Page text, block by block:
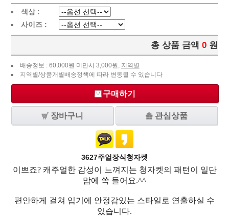
색상 :
사이즈 :
총 상품 금액 0 원
배송정보 : 60,000원 미만시 3,000원, 지역별
지역별/상품개별배송정책에 따라 변동될 수 있습니다
구매하기
장바구니 관심상품
3627주얼장식청자켓
이쁘죠? 캐주얼한 감성이 느껴지는 청자켓의 패턴이 일단
맘에 쏙 들어요.^^
편안하게 걸쳐 입기에 안정감있는 스타일로 연출하실 수
있습니다.